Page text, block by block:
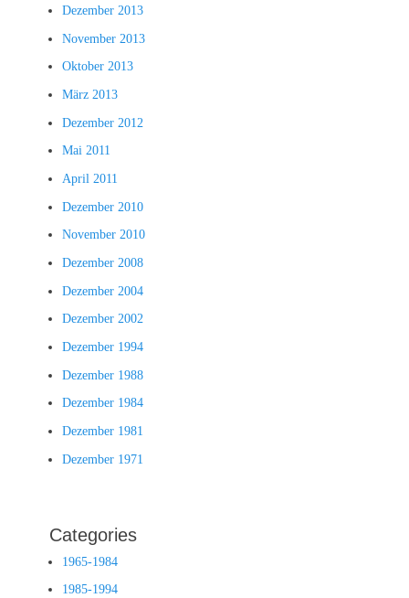
Dezember 2013
November 2013
Oktober 2013
März 2013
Dezember 2012
Mai 2011
April 2011
Dezember 2010
November 2010
Dezember 2008
Dezember 2004
Dezember 2002
Dezember 1994
Dezember 1988
Dezember 1984
Dezember 1981
Dezember 1971
Categories
1965-1984
1985-1994